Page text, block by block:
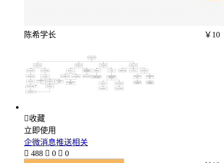
陈希学长 ￥10
收藏
立即使用
企微消息推送相关
 488  0  0